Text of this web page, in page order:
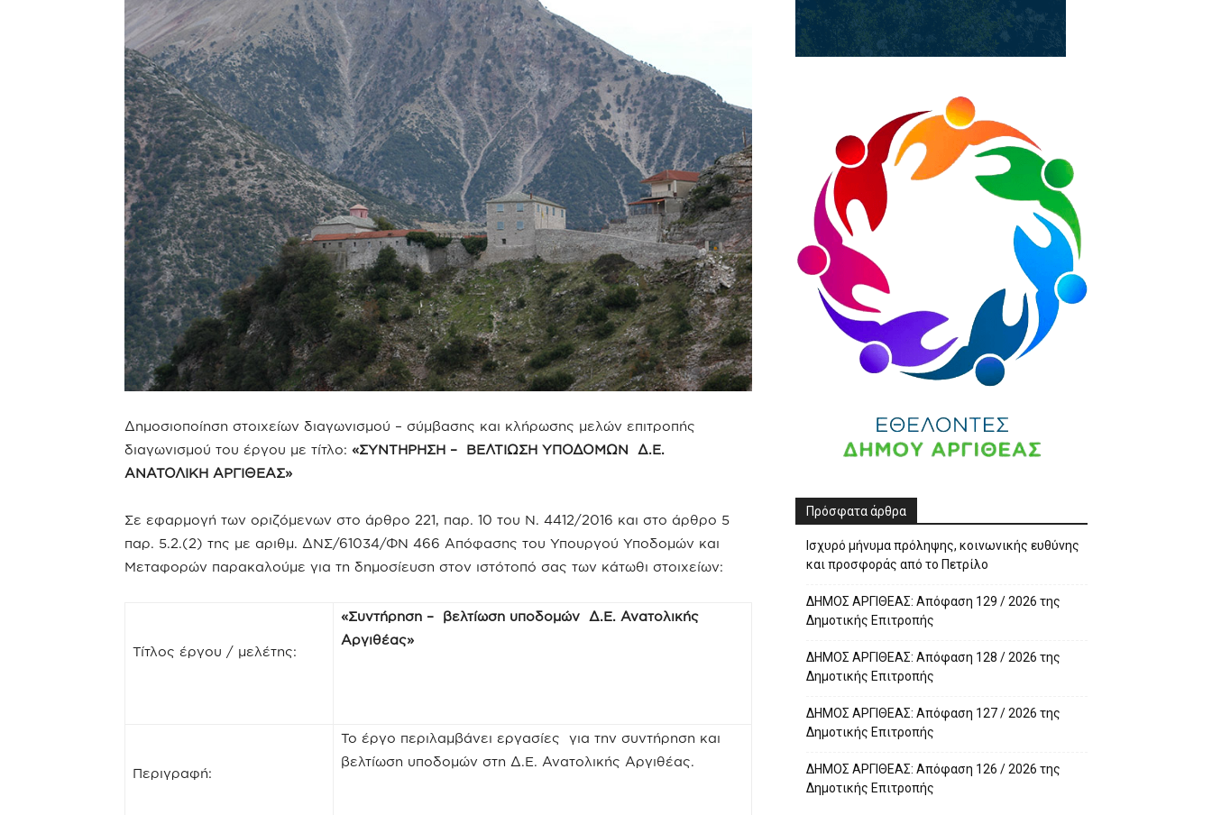
Δημοσιοποίηση στοιχείων διαγωνισμού – σύμβασης και κλήρωσης μελών επιτροπής
διαγωνισμού του έργου με τίτλο: «ΣΥΝΤΗΡΗΣΗ – ΒΕΛΤΙΩΣΗ ΥΠΟΔΟΜΩΝ Δ.Ε.
ΑΝΑΤΟΛΙΚΗ ΑΡΓΙΘΕΑΣ»
Σε εφαρμογή των οριζόμενων στο άρθρο 221, παρ. 10 του Ν. 4412/2016 και στο άρθρο 5
παρ. 5.2.(2) της με αριθμ. ΔΝΣ/61034/ΦΝ 466 Απόφασης του Υπουργού Υποδομών και
Μεταφορών παρακαλούμε για τη δημοσίευση στον ιστότοπό σας των κάτωθι στοιχείων:
Τίτλος έργου / μελέτης:
«Συντήρηση – βελτίωση υποδομών Δ.Ε. Ανατολικής
Αργιθέας»
Περιγραφή:
Το έργο περιλαμβάνει εργασίες για την συντήρηση και
βελτίωση υποδομών στη Δ.Ε. Ανατολικής Αργιθέας.
Πρόσφατα άρθρα
Ισχυρό μήνυμα πρόληψης, κοινωνικής ευθύνης
και προσφοράς από το Πετρίλο
ΔΗΜΟΣ ΑΡΓΙΘΕΑΣ: Απόφαση 129 / 2026 της
Δημοτικής Επιτροπής
ΔΗΜΟΣ ΑΡΓΙΘΕΑΣ: Απόφαση 128 / 2026 της
Δημοτικής Επιτροπής
ΔΗΜΟΣ ΑΡΓΙΘΕΑΣ: Απόφαση 127 / 2026 της
Δημοτικής Επιτροπής
ΔΗΜΟΣ ΑΡΓΙΘΕΑΣ: Απόφαση 126 / 2026 της
Δημοτικής Επιτροπής